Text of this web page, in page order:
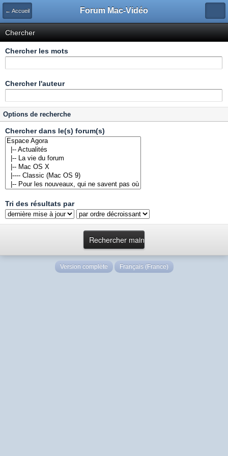
← Accueil Forum Mac-Vidéo
Chercher
Chercher les mots
Chercher l'auteur
Options de recherche
Chercher dans le(s) forum(s)
Tri des résultats par
Version complète Français (France)